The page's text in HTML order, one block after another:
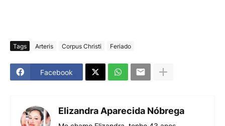
Tags Arteris Corpus Christi Feriado
Facebook
Elizandra Aparecida Nóbrega